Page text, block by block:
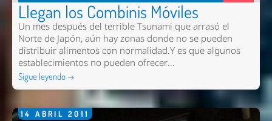
Llegan los Combinis Móviles
Un mes después del terrible Tsunami que arrasó el
Norte de Japón, aún hay zonas donde no se pueden
distribuir alimentos con normalidad.Y es que algunos
establecimientos no pueden ofrecer...
Sigue leyendo →
14 ABRIL 2011